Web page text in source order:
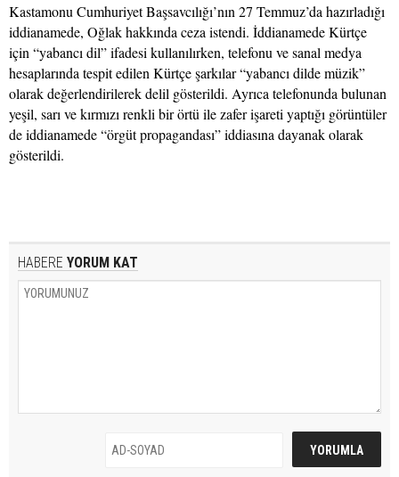
Kastamonu Cumhuriyet Başsavcılığı’nın 27 Temmuz’da hazırladığı
iddianamede, Oğlak hakkında ceza istendi. İddianamede Kürtçe
için “yabancı dil” ifadesi kullanılırken, telefonu ve sanal medya
hesaplarında tespit edilen Kürtçe şarkılar “yabancı dilde müzik”
olarak değerlendirilerek delil gösterildi. Ayrıca telefonunda bulunan
yeşil, sarı ve kırmızı renkli bir örtü ile zafer işareti yaptığı görüntüler
de iddianamede “örgüt propagandası” iddiasına dayanak olarak
gösterildi.
HABERE YORUM KAT